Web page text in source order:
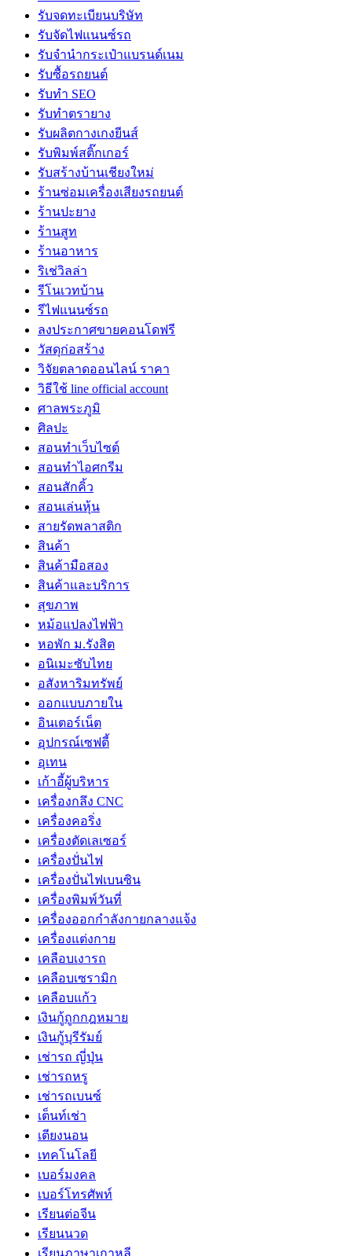
รับจดทะเบียนบริษัท
รับจัดไฟแนนซ์รถ
รับจำนำกระเป๋าแบรนด์เนม
รับซื้อรถยนต์
รับทำ SEO
รับทำตรายาง
รับผลิตกางเกงยีนส์
รับพิมพ์สติ๊กเกอร์
รับสร้างบ้านเชียงใหม่
ร้านซ่อมเครื่องเสียงรถยนต์
ร้านปะยาง
ร้านสูท
ร้านอาหาร
ริเช่วิลล่า
รีโนเวทบ้าน
รีไฟแนนซ์รถ
ลงประกาศขายคอนโดฟรี
วัสดุก่อสร้าง
วิจัยตลาดออนไลน์ ราคา
วิธีใช้ line official account
ศาลพระภูมิ
ศิลปะ
สอนทำเว็บไซต์
สอนทำไอศกรีม
สอนสักคิ้ว
สอนเล่นหุ้น
สายรัดพลาสติก
สินค้า
สินค้ามือสอง
สินค้าและบริการ
สุขภาพ
หม้อแปลงไฟฟ้า
หอพัก ม.รังสิต
อนิเมะซับไทย
อสังหาริมทรัพย์
ออกแบบภายใน
อินเตอร์เน็ต
อุปกรณ์เซฟตี้
อุเทน
เก้าอี้ผู้บริหาร
เครื่องกลึง CNC
เครื่องคอริ่ง
เครื่องตัดเลเซอร์
เครื่องปั่นไฟ
เครื่องปั่นไฟเบนซิน
เครื่องพิมพ์วันที่
เครื่องออกกำลังกายกลางแจ้ง
เครื่องแต่งกาย
เคลือบเงารถ
เคลือบเซรามิก
เคลือบแก้ว
เงินกู้ถูกกฎหมาย
เงินกู้บุรีรัมย์
เช่ารถ ญี่ปุ่น
เช่ารถหรู
เช่ารถเบนซ์
เต็นท์เช่า
เตียงนอน
เทคโนโลยี
เบอร์มงคล
เบอร์โทรศัพท์
เรียนต่อจีน
เรียนนวด
เรียนภาษาเกาหลี